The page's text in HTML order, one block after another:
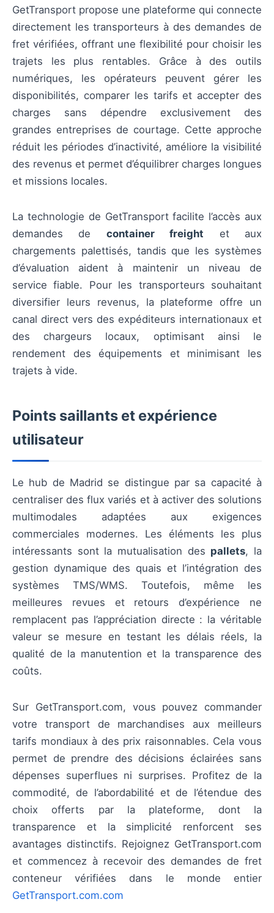
GetTransport propose une plateforme qui connecte
directement les transporteurs à des demandes de
fret vérifiées, offrant une flexibilité pour choisir les
trajets les plus rentables. Grâce à des outils
numériques, les opérateurs peuvent gérer les
disponibilités, comparer les tarifs et accepter des
charges sans dépendre exclusivement des
grandes entreprises de courtage. Cette approche
réduit les périodes d’inactivité, améliore la visibilité
des revenus et permet d’équilibrer charges longues
et missions locales.
La technologie de GetTransport facilite l’accès aux
demandes de container freight et aux
chargements palettisés, tandis que les systèmes
d’évaluation aident à maintenir un niveau de
service fiable. Pour les transporteurs souhaitant
diversifier leurs revenus, la plateforme offre un
canal direct vers des expéditeurs internationaux et
des chargeurs locaux, optimisant ainsi le
rendement des équipements et minimisant les
trajets à vide.
Points saillants et expérience
utilisateur
Le hub de Madrid se distingue par sa capacité à
centraliser des flux variés et à activer des solutions
multimodales adaptées aux exigences
commerciales modernes. Les éléments les plus
intéressants sont la mutualisation des pallets, la
gestion dynamique des quais et l’intégration des
systèmes TMS/WMS. Toutefois, même les
meilleures revues et retours d’expérience ne
remplacent pas l’appréciation directe : la véritable
valeur se mesure en testant les délais réels, la
qualité de la manutention et la transparence des
coûts.
Sur GetTransport.com, vous pouvez commander
votre transport de marchandises aux meilleurs
tarifs mondiaux à des prix raisonnables. Cela vous
permet de prendre des décisions éclairées sans
dépenses superflues ni surprises. Profitez de la
commodité, de l’abordabilité et de l’étendue des
choix offerts par la plateforme, dont la
transparence et la simplicité renforcent ses
avantages distinctifs. Rejoignez GetTransport.com
et commencez à recevoir des demandes de fret
conteneur vérifiées dans le monde entier
GetTransport.com.com